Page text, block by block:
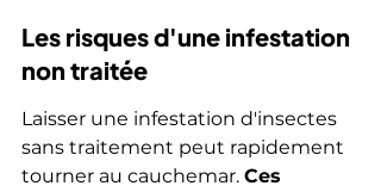
Les risques d'une infestation
non traitée
Laisser une infestation d'insectes
sans traitement peut rapidement
tourner au cauchemar. Ces